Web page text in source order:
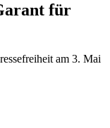
für
am 3. Mai